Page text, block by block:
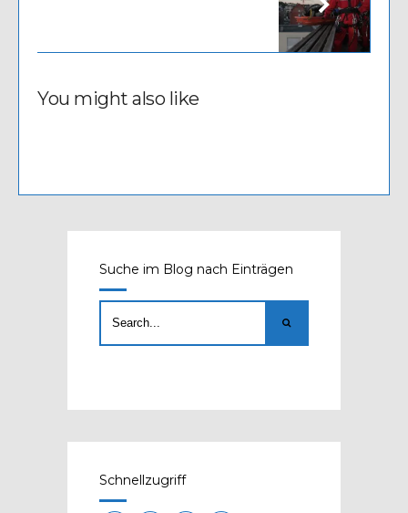
You might also like
Suche im Blog nach Einträgen
Schnellzugriff